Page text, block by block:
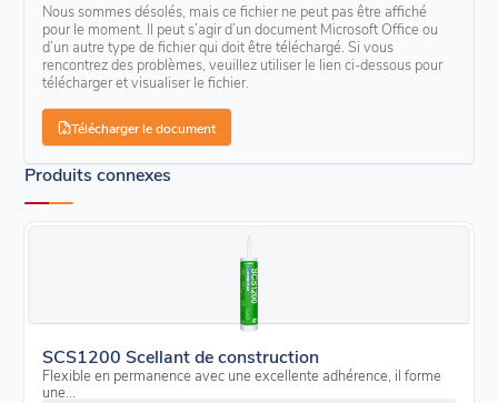
Nous sommes désolés, mais ce fichier ne peut pas être affiché
pour le moment. Il peut s’agir d’un document Microsoft Office ou
d’un autre type de fichier qui doit être téléchargé. Si vous
rencontrez des problèmes, veuillez utiliser le lien ci-dessous pour
télécharger et visualiser le fichier.
Télécharger le document
Produits connexes
SCS1200 Scellant de construction
Flexible en permanence avec une excellente adhérence, il forme
une...